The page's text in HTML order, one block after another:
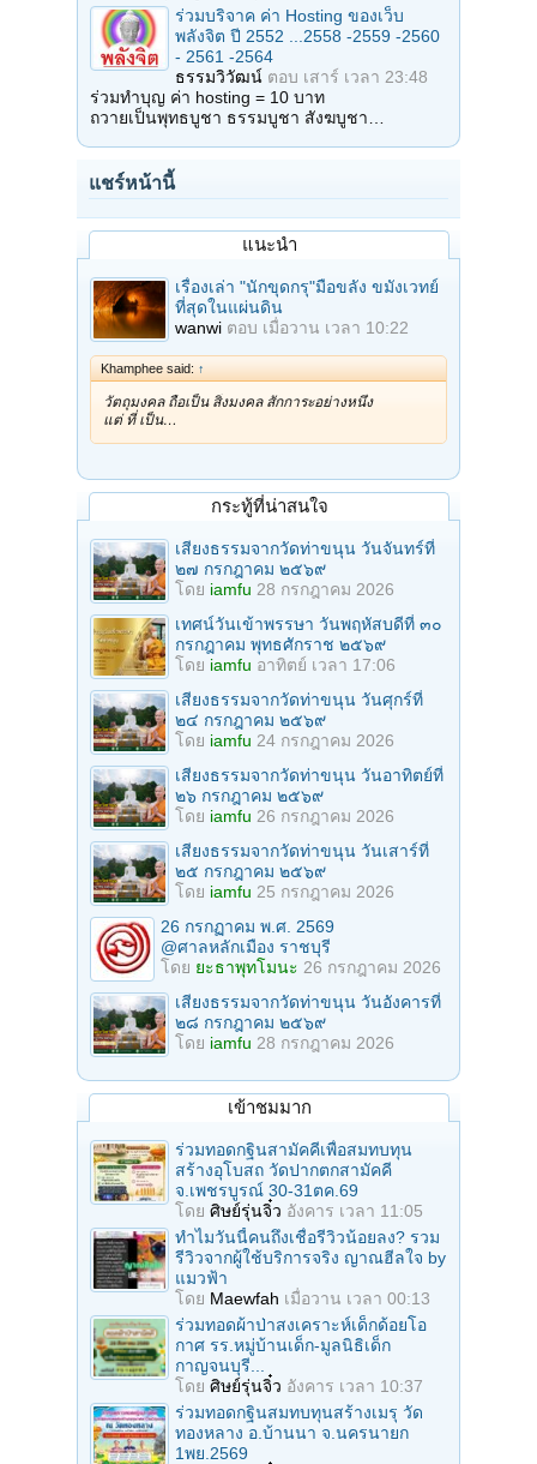
ร่วมบริจาค ค่า Hosting ของเว็บ
พลังจิต ปี 2552 ...2558 -2559 -2560
- 2561 -2564
ธรรมวิวัฒน์ ตอบ เสาร์ เวลา 23:48
ร่วมทำบุญ ค่า hosting = 10 บาท
ถวายเป็นพุทธบูชา ธรรมบูชา สังฆบูชา…
แชร์หน้านี้
แนะนำ
เรื่องเล่า "นักขุดกรุ"มือขลัง ขมังเวทย์
ที่สุดในแผ่นดิน
wanwi ตอบ เมื่อวาน เวลา 10:22
Khamphee said: ↑
วัตถุมงคล ถือเป็น สิ่งมงคล สักการะอย่างหนึ่ง
แต่ ที่ เป็น…
กระทู้ที่น่าสนใจ
เสียงธรรมจากวัดท่าขนุน วันจันทร์ที่
๒๗ กรกฎาคม ๒๕๖๙
โดย iamfu 28 กรกฎาคม 2026
เทศน์วันเข้าพรรษา วันพฤหัสบดีที่ ๓๐
กรกฎาคม พุทธศักราช ๒๕๖๙
โดย iamfu อาทิตย์ เวลา 17:06
เสียงธรรมจากวัดท่าขนุน วันศุกร์ที่
๒๔ กรกฎาคม ๒๕๖๙
โดย iamfu 24 กรกฎาคม 2026
เสียงธรรมจากวัดท่าขนุน วันอาทิตย์ที่
๒๖ กรกฎาคม ๒๕๖๙
โดย iamfu 26 กรกฎาคม 2026
เสียงธรรมจากวัดท่าขนุน วันเสาร์ที่
๒๕ กรกฎาคม ๒๕๖๙
โดย iamfu 25 กรกฎาคม 2026
26 กรกฏาคม พ.ศ. 2569
@ศาลหลักเมือง ราชบุรี
โดย ยะธาพุทโมนะ 26 กรกฎาคม 2026
เสียงธรรมจากวัดท่าขนุน วันอังคารที่
๒๘ กรกฎาคม ๒๕๖๙
โดย iamfu 28 กรกฎาคม 2026
เข้าชมมาก
ร่วมทอดกฐินสามัคคีเพื่อสมทบทุน
สร้างอุโบสถ วัดปากตกสามัคคี
จ.เพชรบูรณ์ 30-31ตค.69
โดย ศิษย์รุ่นจิ๋ว อังคาร เวลา 11:05
ทำไมวันนี้คนถึงเชื่อรีวิวน้อยลง? รวม
รีวิวจากผู้ใช้บริการจริง ญาณฮีลใจ by
แมวฟ้า
โดย Maewfah เมื่อวาน เวลา 00:13
ร่วมทอดผ้าป่าสงเคราะห์เด็กด้อยโอ
กาศ รร.หมู่บ้านเด็ก-มูลนิธิเด็ก
กาญจนบุรี...
โดย ศิษย์รุ่นจิ๋ว อังคาร เวลา 10:37
ร่วมทอดกฐินสมทบทุนสร้างเมรุ วัด
ทองหลาง อ.บ้านนา จ.นครนายก
1พย.2569